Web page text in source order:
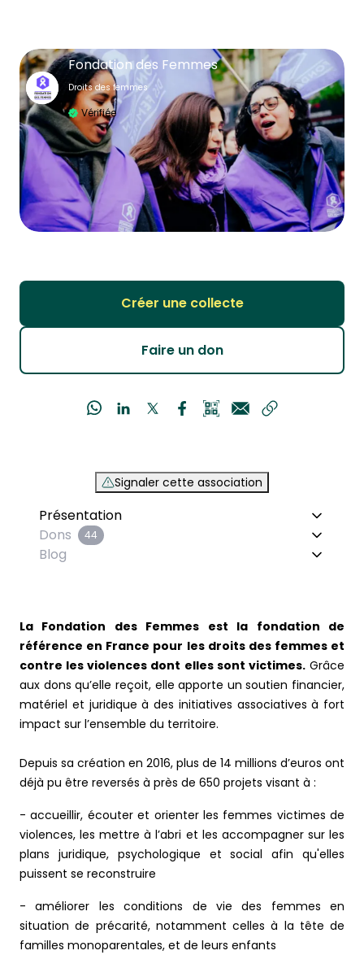
Fondation des Femmes
Droits des femmes
Vérifiée
Créer une collecte
Faire un don
Signaler cette association
Présentation
Dons
44
Blog
La Fondation des Femmes est la fondation de
référence en France pour les droits des femmes et
contre les violences dont elles sont victimes.Grâce
aux dons qu’elle reçoit, elle apporte un soutien financier,
matériel et juridique à des initiatives associatives à fort
impact sur l’ensemble du territoire.
Depuis sa création en 2016, plus de 14 millions d’euros ont
déjà pu être reversés à près de 650 projets visant à :
- accueillir, écouter et orienter les femmes victimes de
violences, les mettre à l’abri et les accompagner sur les
plans juridique, psychologique et social afin qu'elles
puissent se reconstruire
- améliorer les conditions de vie des femmes en
situation de précarité, notamment celles à la tête de
familles monoparentales, et de leurs enfants